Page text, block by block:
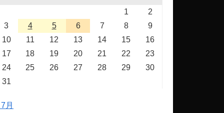
1
2
3
4 5 6 7 8
9
10
11 12 13 14 15
16
17
18 19 20 21 22
23
24
25 26 27 28 29
30
31
月